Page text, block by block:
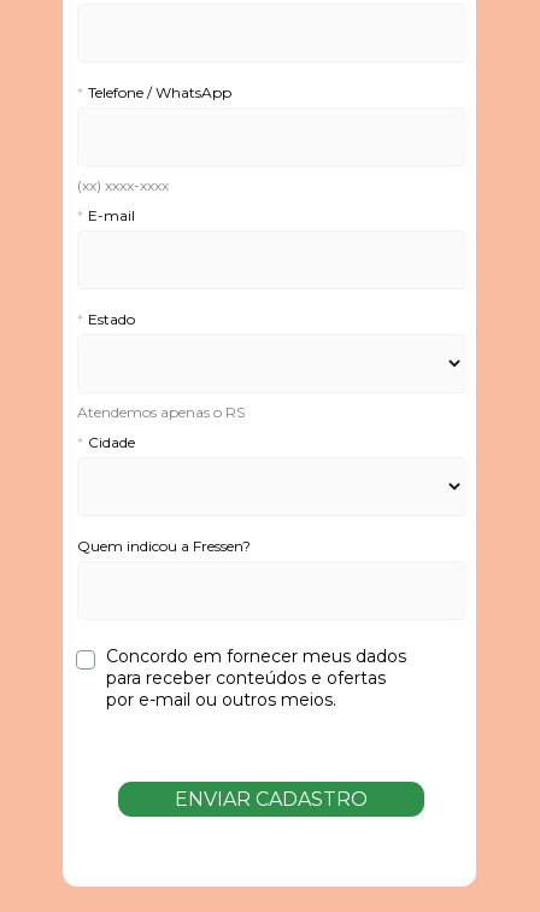
* Telefone / WhatsApp
(xx) xxxx-xxxx
* E-mail
* Estado
Atendemos apenas o RS
* Cidade
Quem indicou a Fressen?
Concordo em fornecer meus dados
para receber conteúdos e ofertas
por e-mail ou outros meios.
ENVIAR CADASTRO